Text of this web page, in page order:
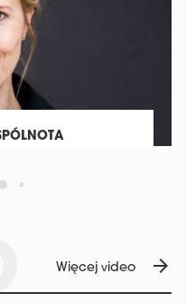
Więcej video arrow_forward